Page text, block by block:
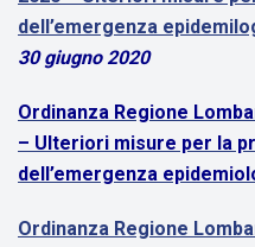
dell’emergenza
30 giugno 2020
Ordinanza Regione
– Ulteriori misure per la
dell’emergenza
Ordinanza Regione